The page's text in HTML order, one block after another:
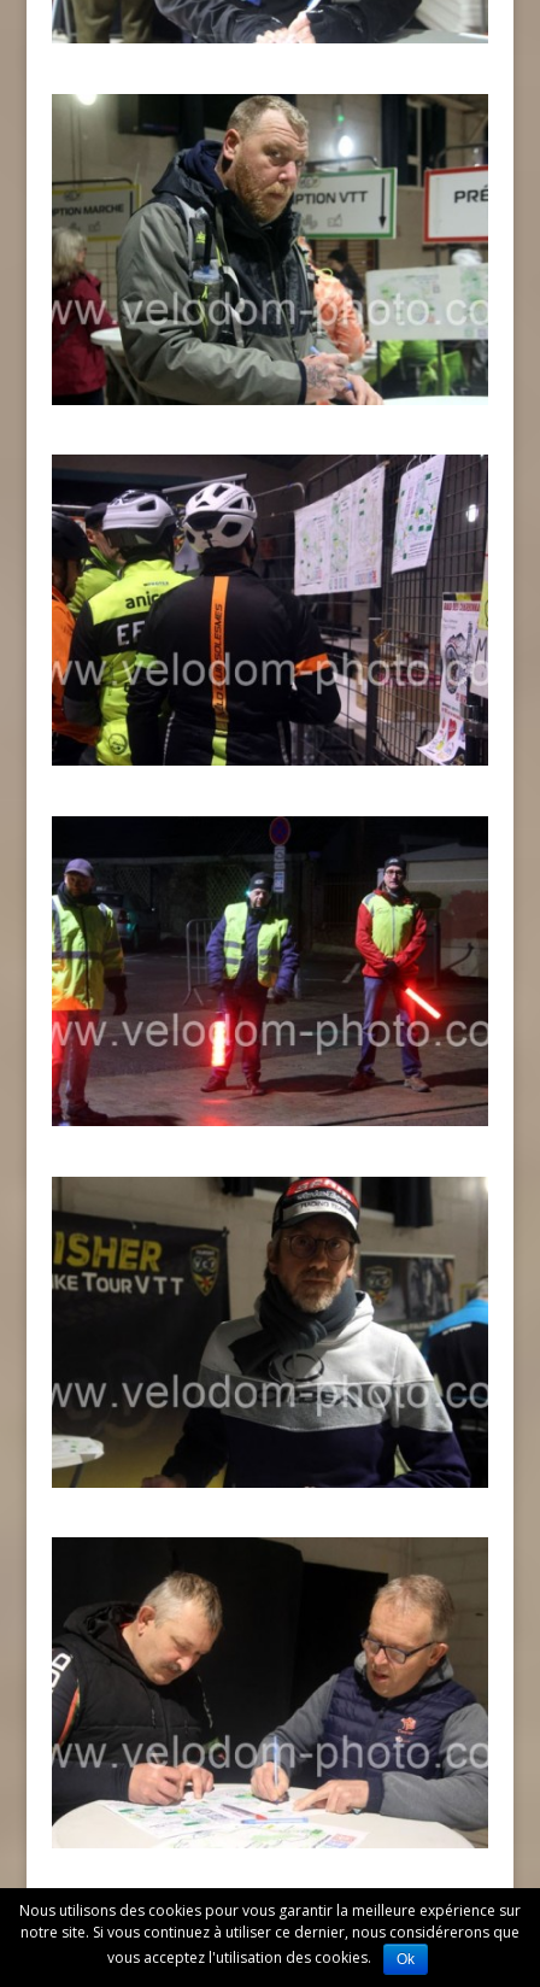
Nous utilisons des cookies pour vous garantir la meilleure expérience sur
notre site. Si vous continuez à utiliser ce dernier, nous considérerons que
vous acceptez l'utilisation des cookies.
Ok